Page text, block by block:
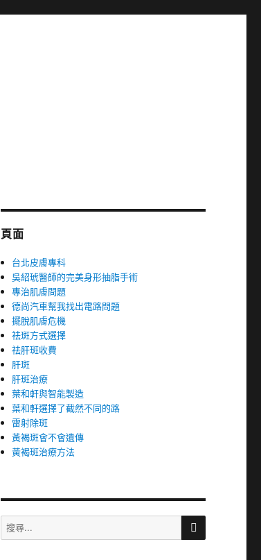
頁面
台北皮膚專科
吳紹琥醫師的完美身形抽脂手術
專治肌膚問題
德尚汽車幫我找出電路問題
擺脫肌膚危機
祛斑方式選擇
祛肝斑收費
肝斑
肝斑治療
葉和軒與智能製造
葉和軒選擇了截然不同的路
雷射除斑
黃褐斑會不會遺傳
黃褐斑治療方法
搜
尋
搜